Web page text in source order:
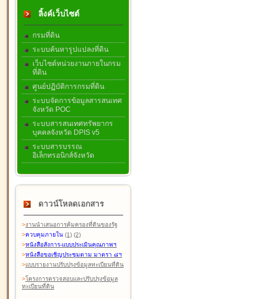
ลิ้งค์เว็บไซต์
กรมที่ดิน
ระบบค้นหารูปแปลงที่ดิน
เว็บไซต์หน่วยงานภายในกรม
ที่ดิน
ศูนย์ปฏิบัติการกรมที่ดิน
ระบบจัดการข้อมูลสารสนเทศ
จังหวัด POC
ระบบสารสนเทศทรัพยากร
บุคคลจังหวัด DPIS v5
ระบบสารบรรณ
อิเล็กทรอนิกส์จังหวัด
ดาวน์โหลดเอกสาร
>งานนำเสนอการคุ้มครองที่ดินของรัฐ
>ควบคุมภายใน (1) (2)
>หนังสือสังการ-แบบประเมินคุณภาพฯ
>หนังสือขอเชิญประชุมตาม มาตรา ๘ฯ
>แบบรายงานปรับปรุงข้อมูลทะเบียนที่ดิน
>โครงการตรวจสอบและปรับปรุงข้อมูล
ทะเบียนที่ดิน